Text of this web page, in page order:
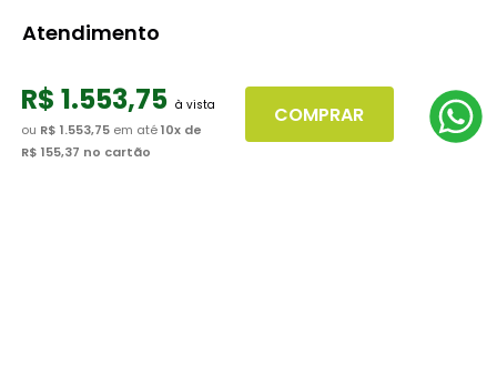
R$ 1.553,75
ou R$ 1.553,75 em até10x de
R$ 155,37 no cartão
COMPRAR
Atendimento
Fale Conosco
Minha Conta
Trabalhe conosco